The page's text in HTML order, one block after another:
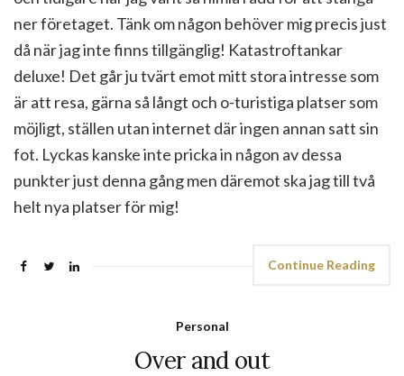
ner företaget. Tänk om någon behöver mig precis just
då när jag inte finns tillgänglig! Katastroftankar
deluxe! Det går ju tvärt emot mitt stora intresse som
är att resa, gärna så långt och o-turistiga platser som
möjligt, ställen utan internet där ingen annan satt sin
fot. Lyckas kanske inte pricka in någon av dessa
punkter just denna gång men däremot ska jag till två
helt nya platser för mig!
Continue Reading
Personal
Over and out